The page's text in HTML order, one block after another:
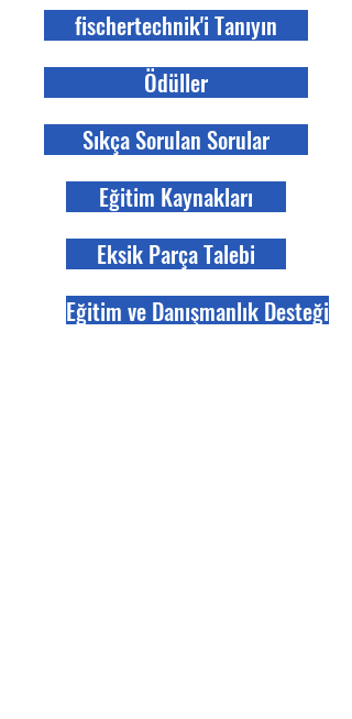
fischertechnik'i Tanıyın
Ödüller
Sıkça Sorulan Sorular
Eğitim Kaynakları
Eksik Parça Talebi
Eğitim ve Danışmanlık Desteği